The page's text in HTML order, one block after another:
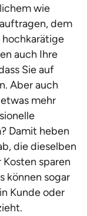
wie
dem
hochkarätige
auch Ihre
Sie auf
Aber auch
mehr
Damit heben
die dieselben
sparen
können sogar
Kunde oder